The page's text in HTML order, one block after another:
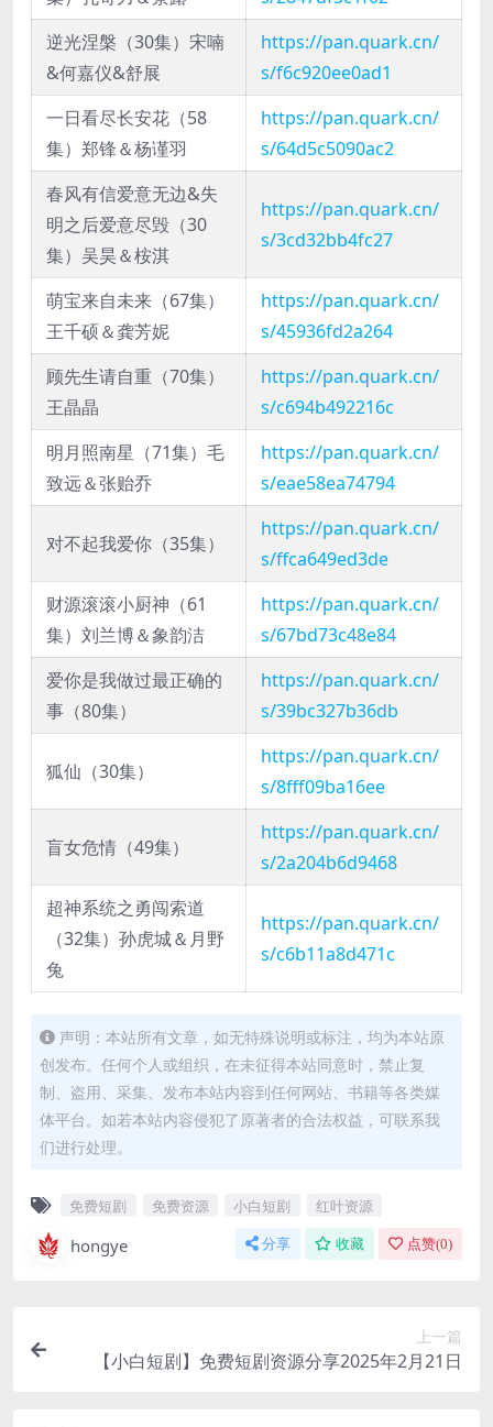
逆光涅槃（30集）宋喃
&何嘉仪&舒展
https://pan.quark.cn/
s/f6c920ee0ad1
一日看尽长安花（58
集）郑锋＆杨谨羽
https://pan.quark.cn/
s/64d5c5090ac2
春风有信爱意无边&失
明之后爱意尽毁（30
集）吴昊＆桉淇
https://pan.quark.cn/
s/3cd32bb4fc27
萌宝来自未来（67集）
王千硕＆龚芳妮
https://pan.quark.cn/
s/45936fd2a264
顾先生请自重（70集）
王晶晶
https://pan.quark.cn/
s/c694b492216c
明月照南星（71集）毛
致远＆张贻乔
https://pan.quark.cn/
s/eae58ea74794
对不起我爱你（35集）
https://pan.quark.cn/
s/ffca649ed3de
财源滚滚小厨神（61
集）刘兰博＆象韵洁
https://pan.quark.cn/
s/67bd73c48e84
爱你是我做过最正确的
事（80集）
https://pan.quark.cn/
s/39bc327b36db
狐仙（30集）
https://pan.quark.cn/
s/8fff09ba16ee
盲女危情（49集）
https://pan.quark.cn/
s/2a204b6d9468
超神系统之勇闯索道
（32集）孙虎城＆月野
兔
https://pan.quark.cn/
s/c6b11a8d471c
声明：本站所有文章，如无特殊说明或标注，均为本站原
创发布。任何个人或组织，在未征得本站同意时，禁止复
制、盗用、采集、发布本站内容到任何网站、书籍等各类媒
体平台。如若本站内容侵犯了原著者的合法权益，可联系我
们进行处理。
免费短剧 免费资源 小白短剧 红叶资源
hongye 分享 收藏 点赞(0)
上一篇
【小白短剧】免费短剧资源分享2025年2月21日